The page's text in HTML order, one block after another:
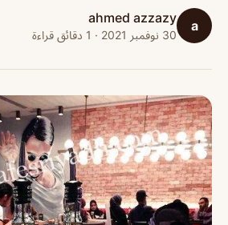
a
ahmed azzazy
30 نوفمبر 2021 · 1 دقائق قراءة